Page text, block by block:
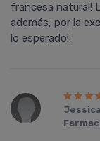
francesa natural!
además, por la
lo esperado!
Jessica